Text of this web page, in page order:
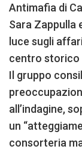
Antimafia di
Sara Zappulla
luce sugli
centro storico
Il gruppo
all’indagine,
un
consorteria